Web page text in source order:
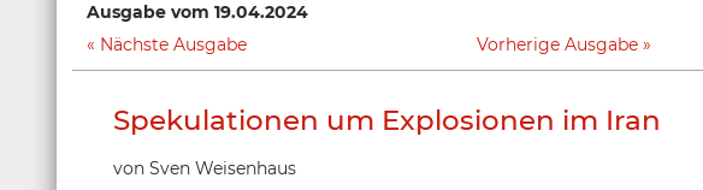
Ausgabe vom 19.04.2024
Nächste Ausgabe
Vorherige Ausgabe
Spekulationen um Explosionen im Iran
von Sven Weisenhaus